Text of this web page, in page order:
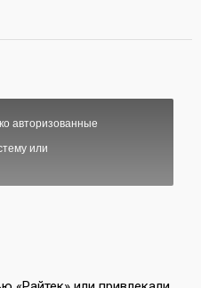
авторизованные
или